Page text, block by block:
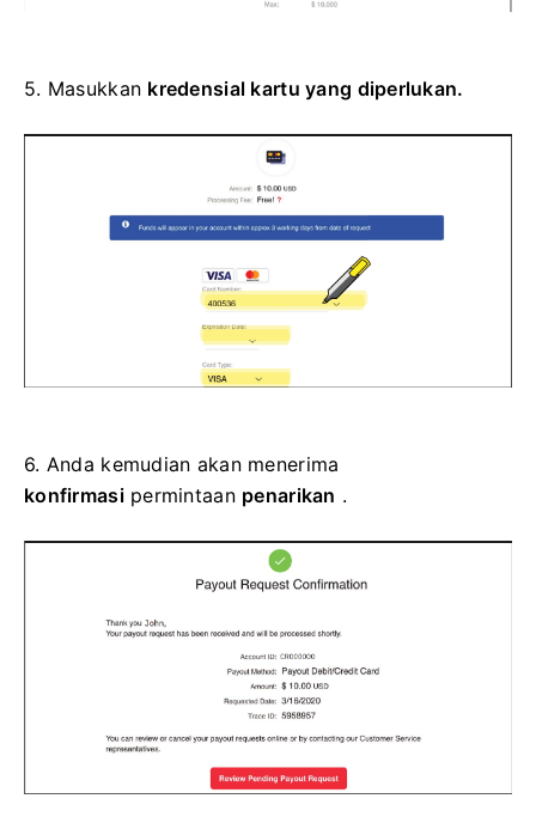
5. Masukkan kredensial kartu yang diperlukan.
6. Anda kemudian akan menerima
konfirmasipermintaan penarikan .